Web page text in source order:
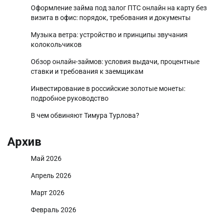
Оформление займа под залог ПТС онлайн на карту без
визита в офис: порядок, требования и документы
Музыка ветра: устройство и принципы звучания
колокольчиков
Обзор онлайн-займов: условия выдачи, процентные
ставки и требования к заемщикам
Инвестирование в российские золотые монеты:
подробное руководство
В чем обвиняют Тимура Турлова?
Архив
Май 2026
Апрель 2026
Март 2026
Февраль 2026